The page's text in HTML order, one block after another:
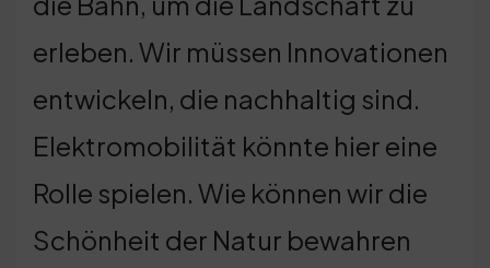
erleben. Wir müssen Innovationen
entwickeln, die nachhaltig sind.
Elektromobilität könnte hier eine
Rolle spielen. Wie können wir die
Schönheit der Natur bewahren